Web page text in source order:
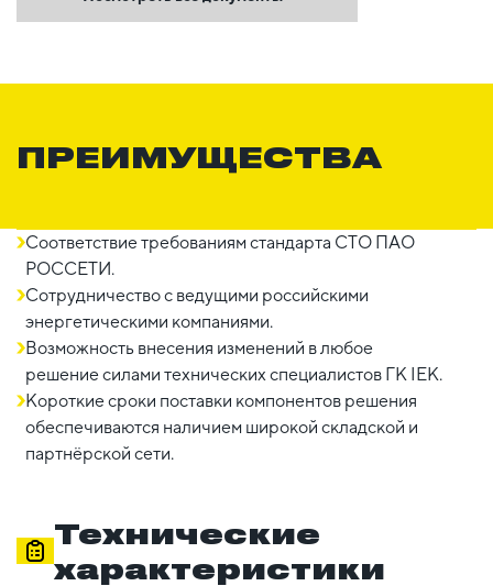
ПРЕИМУЩЕСТВА
Соответствие требованиям стандарта СТО ПАО
РОССЕТИ.
Сотрудничество с ведущими российскими
энергетическими компаниями.
Возможность внесения изменений в любое
решение силами технических специалистов ГК IEK.
Короткие сроки поставки компонентов решения
обеспечиваются наличием широкой складской и
партнёрской сети.
Технические
характеристики